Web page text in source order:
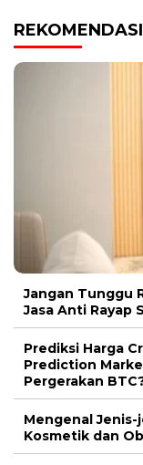
REKOMENDASI
Jangan Tunggu
Jasa Anti Rayap
Prediksi Harga
Prediction
Pergerakan
Mengenal
Kosmetik dan